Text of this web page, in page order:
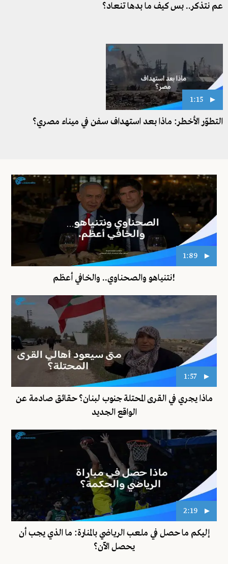
عم نتذكر.. بس كيف ما بدها تنعاد؟
1:15
التطوّر الأخطر: ماذا بعد استهداف سفن في ميناء مصري؟
1:89
!نتنياهو والصحناوي.. والخافي أعظم
1:57
ماذا يجري في القرى المحتلة جنوب لبنان؟ حقائق صادمة عن
الواقع الجديد
2:19
إليكم ما حصل في ملعب الرياضي بالمنارة: ما الذي يجب أن
يحصل الآن؟